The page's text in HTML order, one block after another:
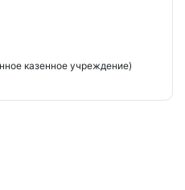
казенное учреждение)